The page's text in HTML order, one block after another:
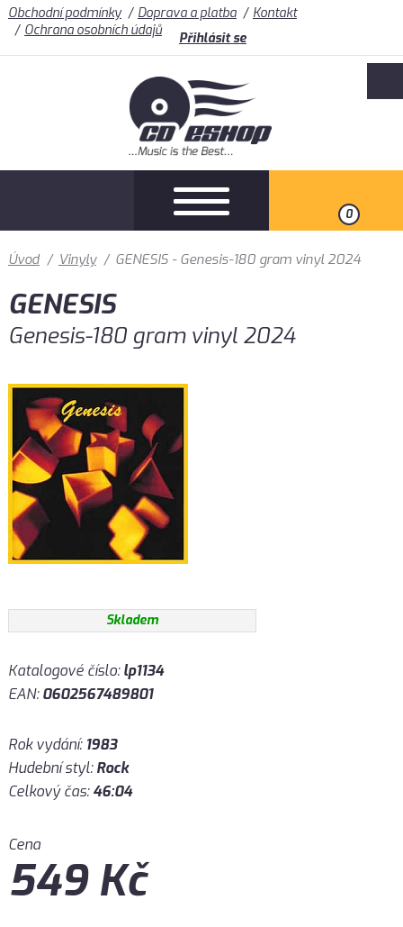
Obchodní podmínky Doprava a platba
Kontakt
Ochrana osobních údajů
Přihlásit se
0
Úvod / Vinyly / GENESIS - Genesis-180 gram vinyl 2024
GENESIS
Genesis-180 gram vinyl 2024
Skladem
Katalogové číslo:lp1134
EAN:0602567489801
Rok vydání: 1983
Hudební styl:Rock
Celkový čas:46:04
Cena
549Kč